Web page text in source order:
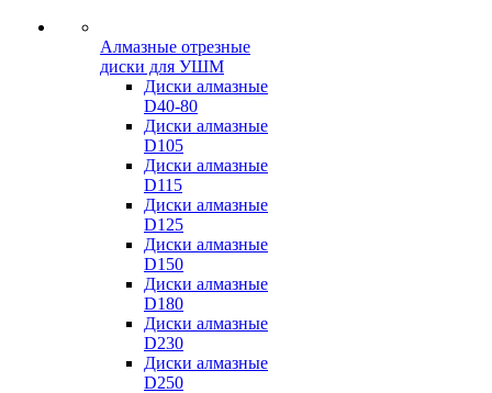
Алмазные отрезные
диски для УШМ
Диски алмазные
D40-80
Диски алмазные
D105
Диски алмазные
D115
Диски алмазные
D125
Диски алмазные
D150
Диски алмазные
D180
Диски алмазные
D230
Диски алмазные
D250